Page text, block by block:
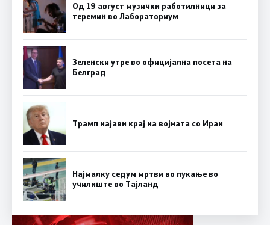
Од 19 август музички работилници за
теремин во Лабораториум
Зеленски утре во официјална посета на
Белград
Трамп најави крај на војната со Иран
Најмалку седум мртви во пукање во
училиште во Тајланд